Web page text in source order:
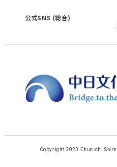
津
公式SNS (総合)
Copyright 2023 Chunichi